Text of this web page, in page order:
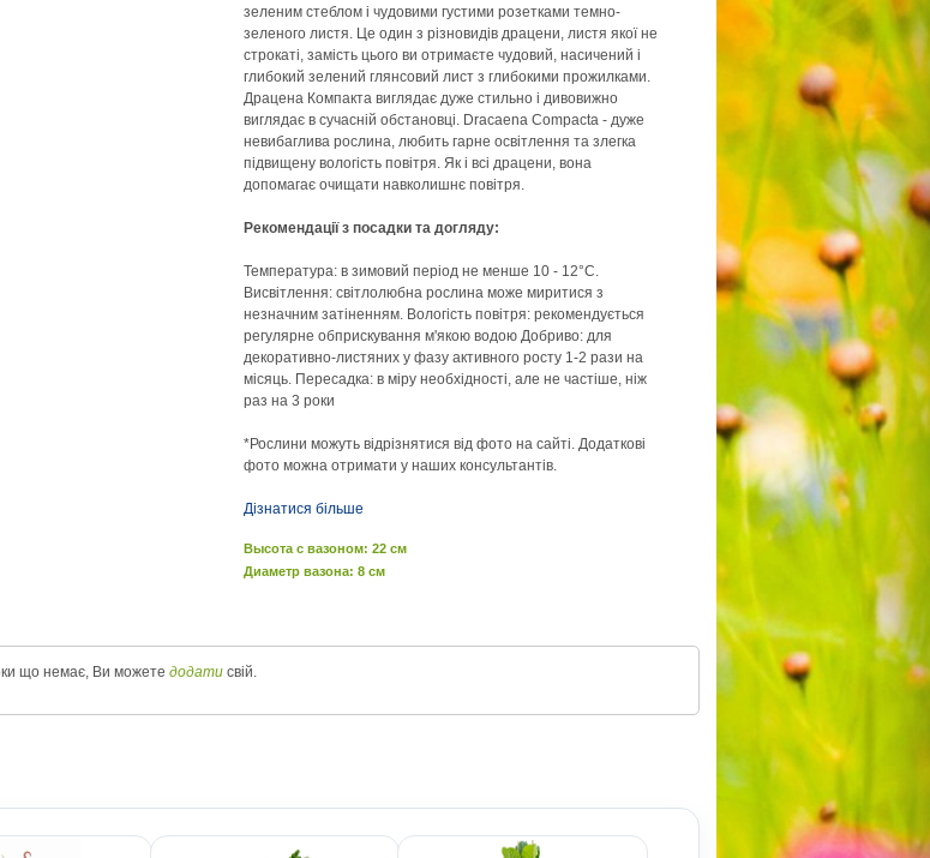
зеленим стеблом і чудовими густими розетками темно-
зеленого листя. Це один з різновидів драцени, листя якої не
строкаті, замість цього ви отримаєте чудовий, насичений і
глибокий зелений глянсовий лист з глибокими прожилками.
Драцена Компакта виглядає дуже стильно і дивовижно
виглядає в сучасній обстановці. Dracaena Compacta - дуже
невибаглива рослина, любить гарне освітлення та злегка
підвищену вологість повітря. Як і всі драцени, вона
допомагає очищати навколишнє повітря.
Рекомендації з посадки та догляду:
Температура: в зимовий період не менше 10 - 12°C.
Висвітлення: світлолюбна рослина може миритися з
незначним затіненням. Вологість повітря: рекомендується
регулярне обприскування м'якою водою Добриво: для
декоративно-листяних у фазу активного росту 1-2 рази на
місяць. Пересадка: в міру необхідності, але не частіше, ніж
раз на 3 роки
*Рослини можуть відрізнятися від фото на сайті. Додаткові
фото можна отримати у наших консультантів.
Дізнатися більше
Высота c вазоном: 22 см
Диаметр вазона: 8 см
що немає, Ви можете додати свій.